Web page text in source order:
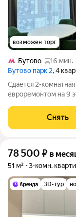
возможен торг
Бутово
16 мин.
Бутово парк 2, 4
Сдаётся 2-
евроремонтом на 9
Стиральная машина Холодильник Посудомоечная машина
Снять
78 500 ₽ в
51 м² 3-комн.
3D-тур